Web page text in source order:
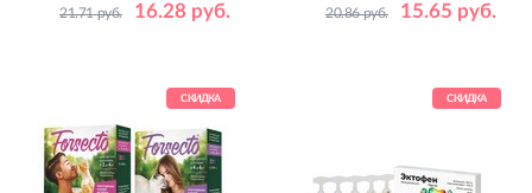
16.28 руб.
21.71 руб. 15.65 руб.
20.86 руб.
Размер,
35
СКИДКА СКИДКА